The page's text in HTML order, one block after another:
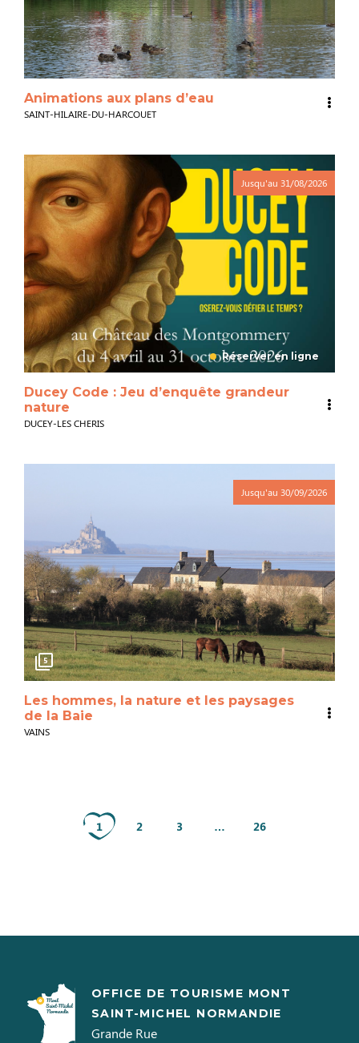
Animations aux plans d’eau
SAINT-HILAIRE-DU-HARCOUET
Jusqu'au 31/08/2026
Réserver en ligne
Ducey Code : Jeu d’enquête grandeur
nature
DUCEY-LES CHERIS
Jusqu'au 30/09/2026
5
Les hommes, la nature et les paysages
de la Baie
VAINS
1 2 3 … 26
OFFICE DE TOURISME MONT
SAINT-MICHEL NORMANDIE
Grande Rue